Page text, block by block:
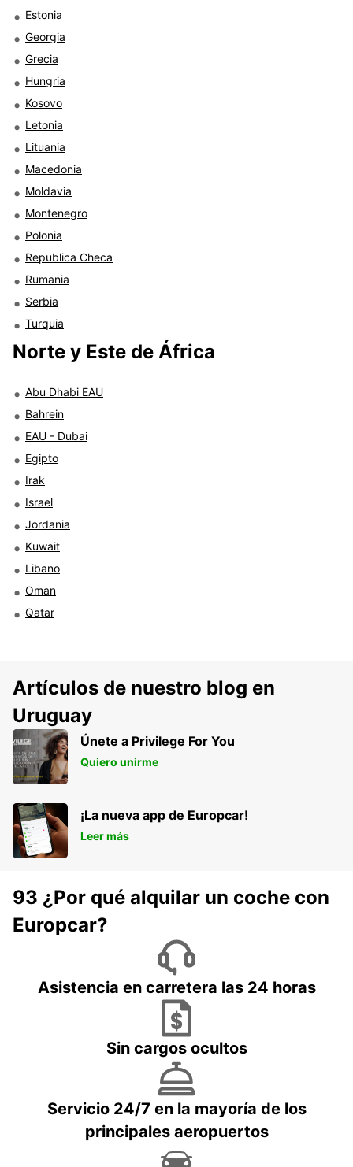
Estonia
Georgia
Grecia
Hungria
Kosovo
Letonia
Lituania
Macedonia
Moldavia
Montenegro
Polonia
Republica Checa
Rumania
Serbia
Turquia
Norte y Este de África
Abu Dhabi EAU
Bahrein
EAU - Dubai
Egipto
Irak
Israel
Jordania
Kuwait
Libano
Oman
Qatar
Artículos de nuestro blog en
Uruguay
Únete a Privilege For You
Quiero unirme
¡La nueva app de Europcar!
Leer más
93 ¿Por qué alquilar un coche con
Europcar?
Asistencia en carretera las 24 horas
Sin cargos ocultos
Servicio 24/7 en la mayoría de los
principales aeropuertos